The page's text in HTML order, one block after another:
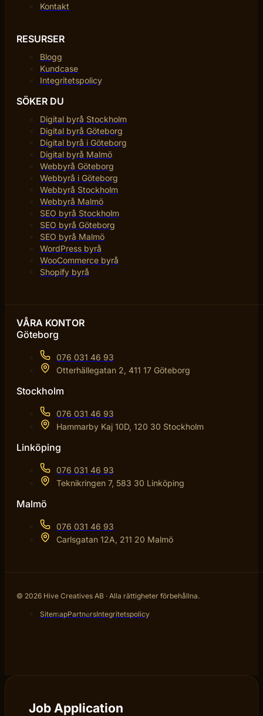
Kontakt
RESURSER
Blogg
Kundcase
Integritetspolicy
SÖKER DU
Digital byrå Stockholm
Digital byrå Göteborg
Digital byrå i Göteborg
Digital byrå Malmö
Webbyrå Göteborg
Webbyrå i Göteborg
Webbyrå Stockholm
Webbyrå Malmö
SEO byrå Stockholm
SEO byrå Göteborg
SEO byrå Malmö
WordPress byrå
WooCommerce byrå
Shopify byrå
VÅRA KONTOR
Göteborg
076 031 46 93
Otterhällegatan 2, 411 17 Göteborg
Stockholm
076 031 46 93
Hammarby Kaj 10D, 120 30 Stockholm
Linköping
076 031 46 93
Teknikringen 7, 583 30 Linköping
Malmö
076 031 46 93
Carlsgatan 12A, 211 20 Malmö
© 2026 Hive Creatives AB · Alla rättigheter förbehållna.
SitemapPartnersIntegritetspolicy
Job Application